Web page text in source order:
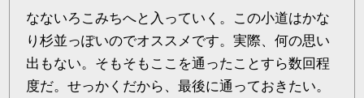
なないろこみちへと入っていく。この小道はかな
り杉並っぽいのでオススメです。実際、何の思い
出もない。そもそもここを通ったことすら数回程
度だ。せっかくだから、最後に通っておきたい。